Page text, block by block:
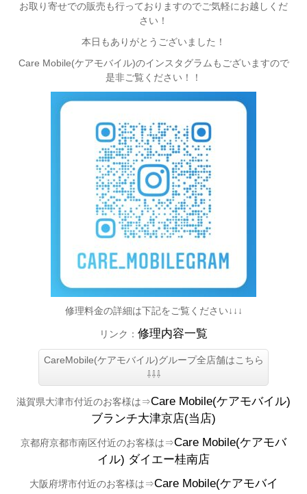
お取り寄せでの販売も行っておりますのでご気軽にお越しくだ
さい！
本日もありがとうございました！
Care Mobile(ケアモバイル)のインスタグラムもございますので
是非ご覧ください！！
修理料金の詳細は下記をご覧ください↓↓↓
リンク： 修理内容一覧
CareMobile(ケアモバイル)グループ全店舗はこちら
⇩⇩⇩
滋賀県大津市付近のお客様は⇒Care Mobile(ケアモバイル)
ブランチ大津京店(当店)
京都府京都市南区付近のお客様は⇒Care Mobile(ケアモバ
イル) ダイエー桂南店
大阪府堺市付近のお客様は⇒Care Mobile(ケアモバイ